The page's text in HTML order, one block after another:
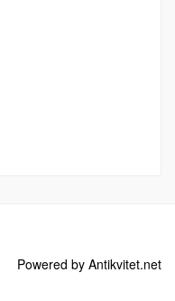
Powered by Antikvitet.net